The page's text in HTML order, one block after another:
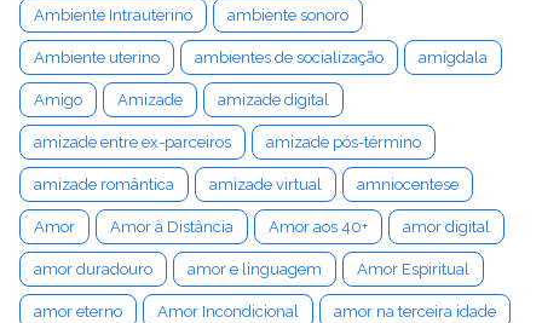
Ambiente Intrauterino ambiente sonoro
Ambiente uterino ambientes de socialização amígdala
Amigo Amizade amizade digital
amizade entre ex-parceiros amizade pós-término
amizade romântica amizade virtual amniocentese
Amor Amor à Distância Amor aos 40+ amor digital
amor duradouro amor e linguagem Amor Espiritual
amor eterno Amor Incondicional amor na terceira idade